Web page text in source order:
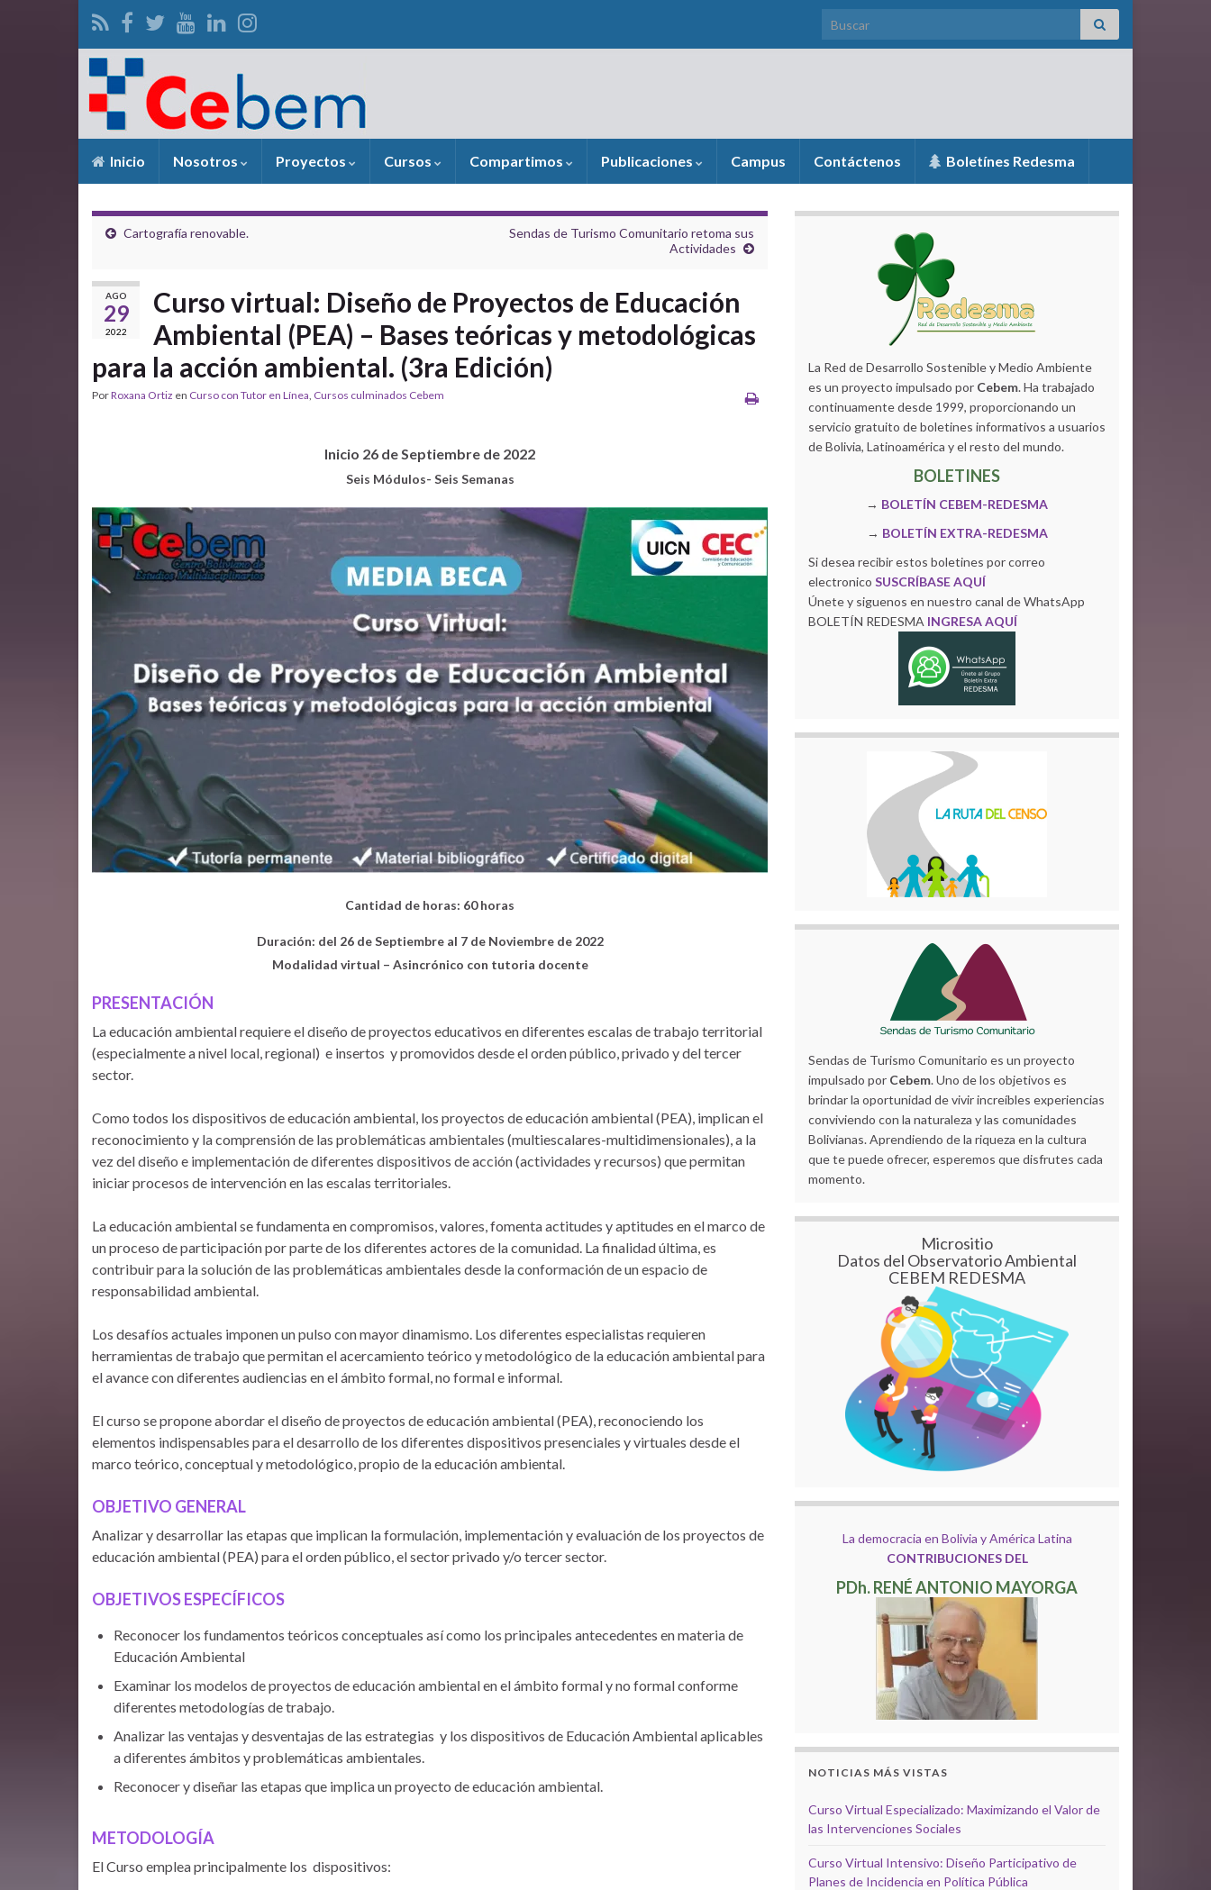
Search for:
Inicio Nosotros Proyectos Cursos Compartimos Publicaciones Campus Contáctenos Boletínes Redesma
Cartografía renovable.
Sendas de Turismo Comunitario retoma sus
Actividades
AGO
29
2022
Curso virtual: Diseño de Proyectos de Educación
Ambiental (PEA) – Bases teóricas y metodológicas
para la acción ambiental. (3ra Edición)
PorRoxana Ortiz en Curso con Tutor en Línea, Cursos culminados Cebem
Inicio 26 de Septiembre de 2022
Seis Módulos- Seis Semanas
Cantidad de horas: 60 horas
Duración: del 26 de Septiembre al 7 de Noviembre de 2022
Modalidad virtual – Asincrónico con tutoria docente
PRESENTACIÓN
La educación ambiental requiere el diseño de proyectos educativos en diferentes escalas de trabajo territorial
(especialmente a nivel local, regional) e insertos y promovidos desde el orden público, privado y del tercer
sector.
Como todos los dispositivos de educación ambiental, los proyectos de educación ambiental (PEA), implican el
reconocimiento y la comprensión de las problemáticas ambientales (multiescalares-multidimensionales), a la
vez del diseño e implementación de diferentes dispositivos de acción (actividades y recursos) que permitan
iniciar procesos de intervención en las escalas territoriales.
La educación ambiental se fundamenta en compromisos, valores, fomenta actitudes y aptitudes en el marco de
un proceso de participación por parte de los diferentes actores de la comunidad. La finalidad última, es
contribuir para la solución de las problemáticas ambientales desde la conformación de un espacio de
responsabilidad ambiental.
Los desafíos actuales imponen un pulso con mayor dinamismo. Los diferentes especialistas requieren
herramientas de trabajo que permitan el acercamiento teórico y metodológico de la educación ambiental para
el avance con diferentes audiencias en el ámbito formal, no formal e informal.
El curso se propone abordar el diseño de proyectos de educación ambiental (PEA), reconociendo los
elementos indispensables para el desarrollo de los diferentes dispositivos presenciales y virtuales desde el
marco teórico, conceptual y metodológico, propio de la educación ambiental.
OBJETIVO GENERAL
Analizar y desarrollar las etapas que implican la formulación, implementación y evaluación de los proyectos de
educación ambiental (PEA) para el orden público, el sector privado y/o tercer sector.
OBJETIVOS ESPECÍFICOS
Reconocer los fundamentos teóricos conceptuales así como los principales antecedentes en materia de
Educación Ambiental
Examinar los modelos de proyectos de educación ambiental en el ámbito formal y no formal conforme
diferentes metodologías de trabajo.
Analizar las ventajas y desventajas de las estrategias y los dispositivos de Educación Ambiental aplicables
a diferentes ámbitos y problemáticas ambientales.
Reconocer y diseñar las etapas que implica un proyecto de educación ambiental.
METODOLOGÍA
El Curso emplea principalmente los dispositivos:
La Red de Desarrollo Sostenible y Medio Ambiente
es un proyecto impulsado por Cebem. Ha trabajado
continuamente desde 1999, proporcionando un
servicio gratuito de boletines informativos a usuarios
de Bolivia, Latinoamérica y el resto del mundo.
BOLETINES
→ BOLETÍN CEBEM-REDESMA
→ BOLETÍN EXTRA-REDESMA
Si desea recibir estos boletines por correo
electronico SUSCRÍBASE AQUÍ
Únete y siguenos en nuestro canal de WhatsApp
BOLETÍN REDESMA INGRESA AQUÍ
Sendas de Turismo Comunitario es un proyecto
impulsado por Cebem. Uno de los objetivos es
brindar la oportunidad de vivir increíbles experiencias
conviviendo con la naturaleza y las comunidades
Bolivianas. Aprendiendo de la riqueza en la cultura
que te puede ofrecer, esperemos que disfrutes cada
momento.
Micrositio
Datos del Observatorio Ambiental
CEBEM REDESMA
La democracia en Bolivia y América Latina
CONTRIBUCIONES DEL
PDh. RENÉ ANTONIO MAYORGA
NOTICIAS MÁS VISTAS
Curso Virtual Especializado: Maximizando el Valor de
las Intervenciones Sociales
Curso Virtual Intensivo: Diseño Participativo de
Planes de Incidencia en Política Pública